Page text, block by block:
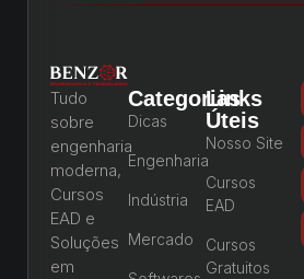
Tudo
sobre
engenharia
moderna,
Cursos
EAD e
Soluções
em
Categorias
Dicas
Engenharia
Indústria
Mercado
Links
Úteis
Nosso Site
Cursos
EAD
Cursos
Gratuitos